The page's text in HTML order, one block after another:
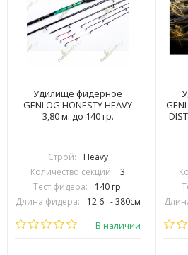
Удилище фидерное
GENLOG HONESTY HEAVY
3,80 м. до 140 гр.
Строй:
Heavy
Количество секций:
3
Тест фидера:
140 гр.
Длина фидера:
12'6'' - 380см
Вес удилища (гр):
В наличии